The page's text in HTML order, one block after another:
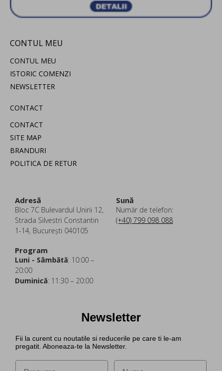
CONTUL MEU
CONTUL MEU
ISTORIC COMENZI
NEWSLETTER
CONTACT
CONTACT
SITE MAP
BRANDURI
POLITICA DE RETUR
Adresă
Bloc 7C Bulevardul Unirii 12,
Strada Silvestri Constantin
1-14, București 040105
Sună
Număr de telefon:
(+40) 799 098 088
Program
Luni - Sâmbătă: 10:00 –
20:00
Duminică: 11:30 – 20:00
Newsletter
Fii la curent cu noutatile si reducerile pe care ti le-am
pregatit. Aboneaza-te la Newsletter.